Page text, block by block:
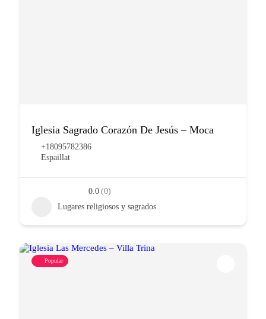
Iglesia Sagrado Corazón De Jesús – Moca
+18095782386
Espaillat
0.0 (0)
Lugares religiosos y sagrados
Popular